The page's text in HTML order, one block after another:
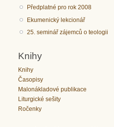
Předplatné pro rok 2008
Ekumenický lekcionář
25. seminář zájemců o teologii
Knihy
Knihy
Časopisy
Malonákladové publikace
Liturgické sešity
Ročenky